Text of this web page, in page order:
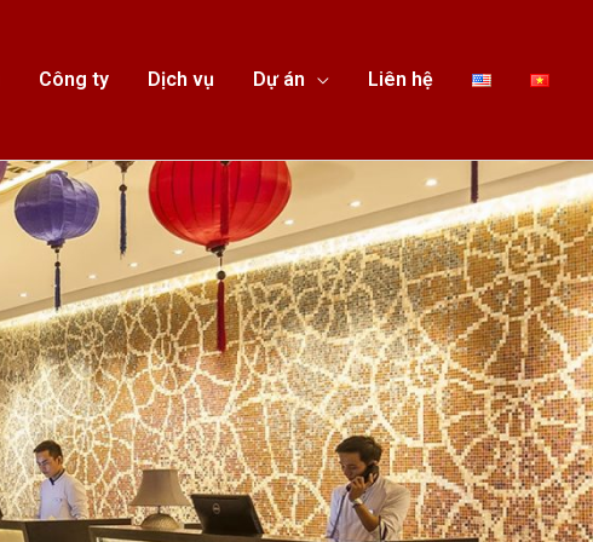
Công ty Dịch vụ Dự án Liên hệ